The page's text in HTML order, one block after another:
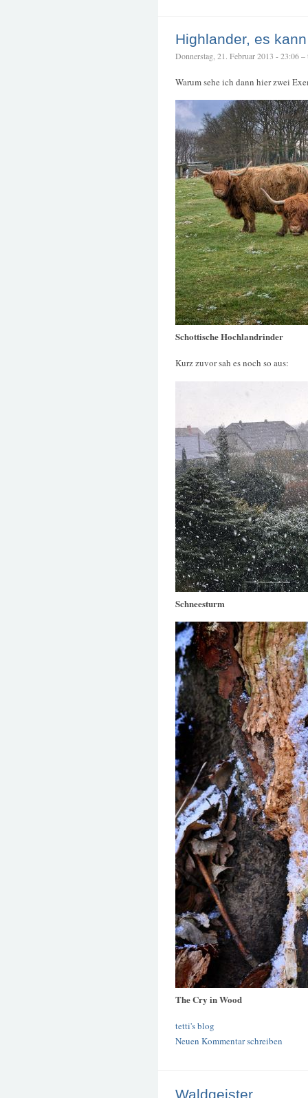
Highlander, es
Donnerstag, 21. Februar 2013 - 23:06 –
Warum sehe ich dann hier zwei
Schottische Hochlandrinder
Kurz zuvor sah es noch so aus:
Schneesturm
The Cry in Wood
tetti's blog
Neuen Kommentar schreiben
Waldgeister